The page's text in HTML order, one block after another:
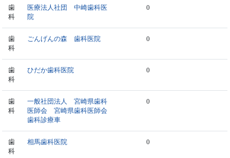
歯
科
医療法人社団 中崎歯科医
院
0
歯
科
ごんげんの森 歯科医院 0
歯
科
ひだか歯科医院 0
歯
科
一般社団法人 宮崎県歯科
医師会 宮崎県歯科医師会
歯科診療車
0
歯
科
相馬歯科医院 0